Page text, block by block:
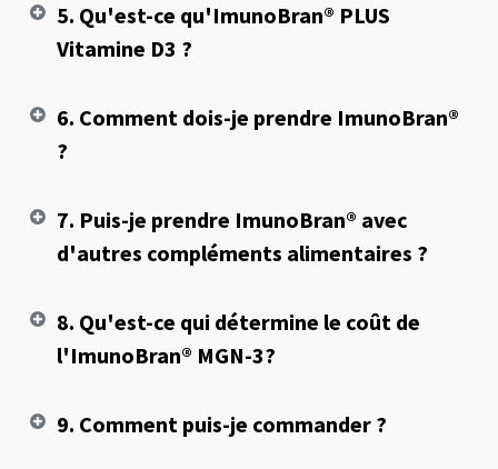
5. Qu'est-ce qu'ImunoBran® PLUS
Vitamine D3 ?
6. Comment dois-je prendre ImunoBran®
?
7. Puis-je prendre ImunoBran® avec
d'autres compléments alimentaires ?
8. Qu'est-ce qui détermine le coût de
l'ImunoBran® MGN-3?
9. Comment puis-je commander ?